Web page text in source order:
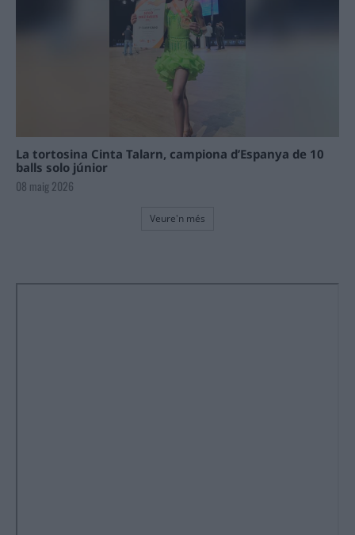
La tortosina Cinta Talarn, campiona d’Espanya de 10
balls solo júnior
08 maig 2026
Veure'n més